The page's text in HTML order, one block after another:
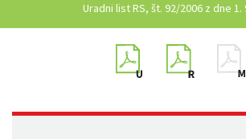
Uradni list RS, št. 92/2006 z dne 1.